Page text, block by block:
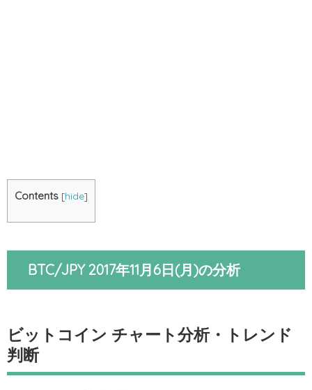
Contents [hide]
BTC/JPY 2017年11月6日(月)の分析
ビットコイン チャート分析・トレンド
判断